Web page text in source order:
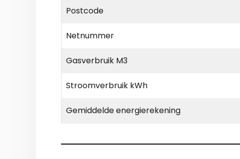
Postcode
Netnummer
Gasverbruik M3
Stroomverbruik kWh
Gemiddelde energierekening